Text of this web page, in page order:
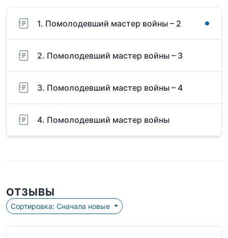
1. Помолодевший мастер войны – 2
2. Помолодевший мастер войны – 3
3. Помолодевший мастер войны – 4
4. Помолодевший мастер войны
ОТЗЫВЫ
Сортировка: Сначала новые